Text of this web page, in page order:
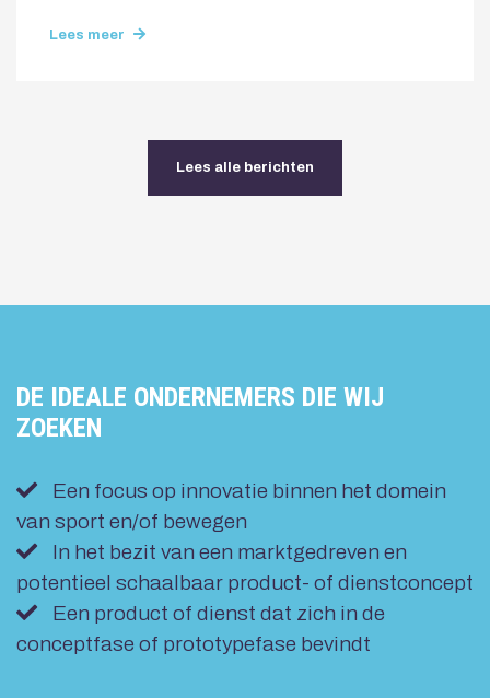
Lees meer
Lees alle berichten
DE IDEALE ONDERNEMERS DIE WIJ
ZOEKEN
Een focus op innovatie binnen het domein
van sport en/of bewegen
In het bezit van een marktgedreven en
potentieel schaalbaar product- of dienstconcept
Een product of dienst dat zich in de
conceptfase of prototypefase bevindt